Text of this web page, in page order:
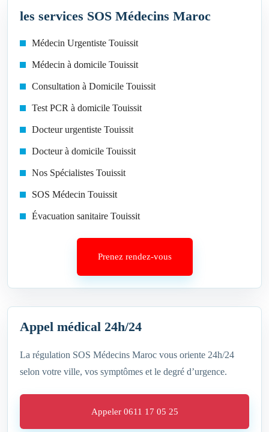
les services SOS Médecins Maroc
Médecin Urgentiste Touissit
Médecin à domicile Touissit
Consultation à Domicile Touissit
Test PCR à domicile Touissit
Docteur urgentiste Touissit
Docteur à domicile Touissit
Nos Spécialistes Touissit
SOS Médecin Touissit
Évacuation sanitaire Touissit
Prenez rendez-vous
Appel médical 24h/24
La régulation SOS Médecins Maroc vous oriente 24h/24
selon votre ville, vos symptômes et le degré d’urgence.
Appeler 0611 17 05 25